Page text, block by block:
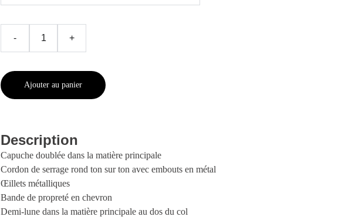
- +
Ajouter au panier
Description
Capuche doublée dans la matière principale
Cordon de serrage rond ton sur ton avec embouts en métal
Œillets métalliques
Bande de propreté en chevron
Demi-lune dans la matière principale au dos du col